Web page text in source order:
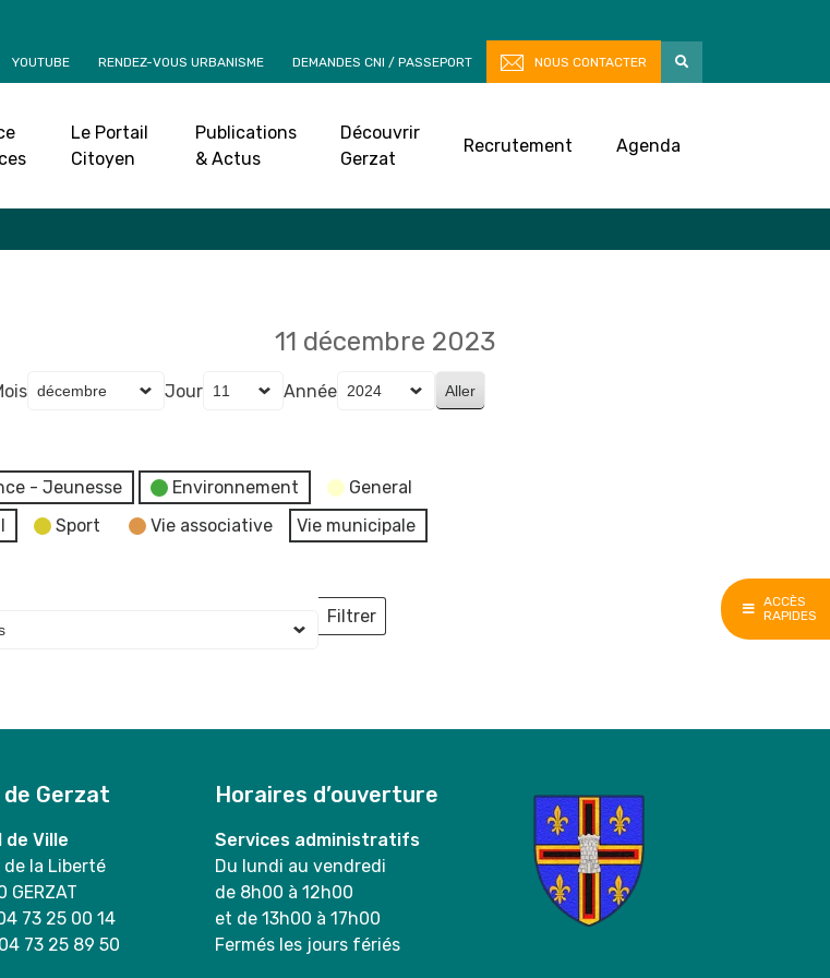
ACCÈS
RAPIDES
YOUTUBE RENDEZ-VOUS URBANISME DEMANDES CNI / PASSEPORT NOUS CONTACTER
Le Portail
Citoyen
Publications
& Actus
Découvrir
Gerzat
Recrutement Agenda
Accueil»Agenda
11 décembre 2023
Jour
Année
- Jeunesse Environnement
General
Sport Vie associative
Vie municipale
Filtrer
Lieux
de Gerzat
de Ville
de la Liberté
GERZAT
73 25 00 14
73 25 89 50
Horaires d’ouverture
Services administratifs
Du lundi au vendredi
de 8h00 à 12h00
et de 13h00 à 17h00
Fermés les jours fériés